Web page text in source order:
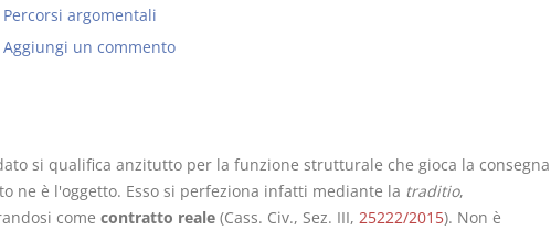
Percorsi argomentali
Aggiungi un commento
si qualifica anzitutto per la funzione strutturale che gioca la consegna
ne è l'oggetto. Esso si perfeziona infatti mediante la traditio,
come contratto reale (Cass. Civ., Sez. III, 25222/2015). Non è
Rapporto e
relazione giuridica
I Singoli Contratti
D. Minussi